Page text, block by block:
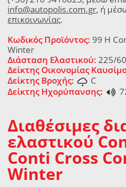
info@autopolis.com.gr, ή
επικοινωνίας.
Κωδικός Προϊόντος: 99 H
Winter
Διάσταση Ελαστικού: 225/
Δείκτης Οικονομίας
Δείκτης Βροχής:
C
Δείκτης Ηχορύπανσης:
Διαθέσιμες
ελαστικού
Conti Cross
Winter